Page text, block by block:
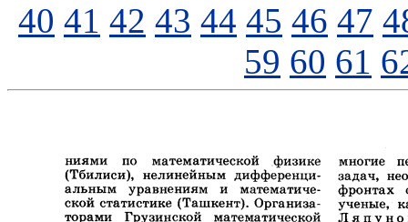
40 41 42 43 44 45 46 47
59 60 61